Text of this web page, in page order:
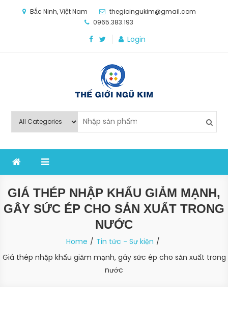
Bắc Ninh, Việt Nam
thegioingukim@gmail.com
0965.383.193
Login
Thế Giới Ngũ Kim
nghiệp sản xuất
GIÁ THÉP NHẬP KHẨU GIẢM MẠNH,
GÂY SỨC ÉP CHO SẢN XUẤT TRONG
NƯỚC
Home
Tin tức - Sự kiện
Giá thép nhập khẩu giảm mạnh, gây sức ép cho sản xuất trong
nước